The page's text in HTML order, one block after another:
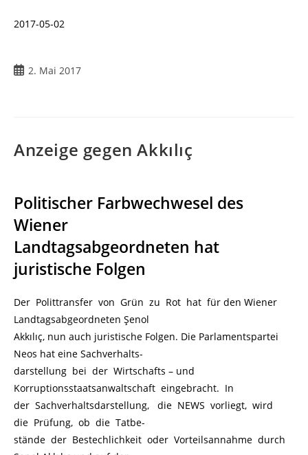
2017-05-02
2. Mai 2017
Anzeige gegen Akkılıç
Politischer Farbwechwesel des
Wiener
Landtagsabgeordneten hat
juristische Folgen
Der Polittransfer von Grün zu Rot hat für den Wiener
Landtagsabgeordneten Şenol
Akkılıç, nun auch juristische Folgen. Die Parlamentspartei
Neos hat eine Sachverhalts-
darstellung bei der Wirtschafts – und
Korruptionsstaatsanwaltschaft eingebracht. In
der Sachverhaltsdarstellung, die NEWS vorliegt, wird
die Prüfung, ob die Tatbe-
stände der Bestechlichkeit oder Vorteilsannahme durch